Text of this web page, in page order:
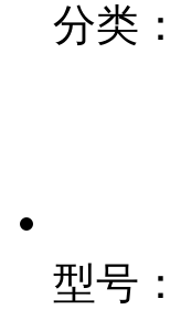
分类：
型号：